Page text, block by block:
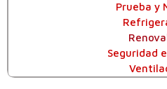
Prueba y
Seguridad